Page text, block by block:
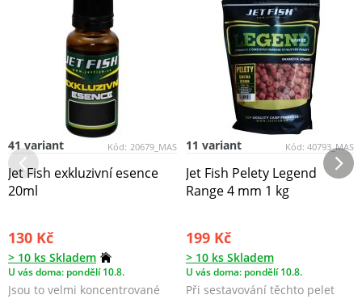
Kód: 20679_MAS
41 variant
Jet Fish exkluzivní esence
20ml
130 Kč
> 10 ks Skladem
U vás doma: pondělí 10.8.
Jsou to velmi koncentrované
Kód: 40793_MAS
11 variant
Jet Fish Pelety Legend
Range 4 mm 1 kg
199 Kč
> 10 ks Skladem
U vás doma: pondělí 10.8.
Při sestavování těchto pelet